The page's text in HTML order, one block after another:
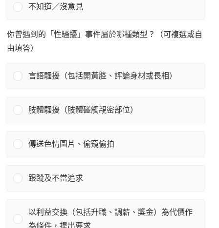
不知道／沒意見
你曾遇到的「性騷擾」事件屬於哪種類型？（可複選或自
由填答）
言語騷擾（包括開黃腔、評論身材或長相）
肢體騷擾（肢體碰觸親密部位）
傳送色情圖片、偷窺偷拍
跟蹤及不當追求
以利益交換（包括升職、調薪、獎金）為代價作
為條件，提出要求